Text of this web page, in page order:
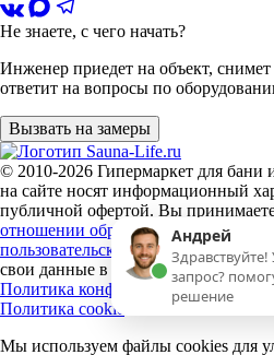
Не знаете, с чего начать?
Инженер приедет на объект,
ответит на вопросы по
Вызвать на замеры
© 2010-2026 Гипермаркет для
на сайте носят информационный
публичной офертой. Вы
отношении обработки
пользовательского соглашения
свои данные в любой форме
Политика конфиденциальности
Политика cookie
Мы используем файлы cookies для
Андрей
Здравствуйте!
запрос?
решение